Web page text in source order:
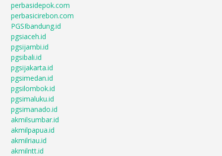
perbasidepok.com
perbasicirebon.com
PGSIbandung.id
pgsiaceh.id
pgsijambi.id
pgsibali.id
pgsijakarta.id
pgsimedan.id
pgsilombok.id
pgsimaluku.id
pgsimanado.id
akmilsumbar.id
akmilpapua.id
akmilriau.id
akmilntt.id